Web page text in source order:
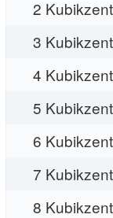
2
3
4
5
6
7
8